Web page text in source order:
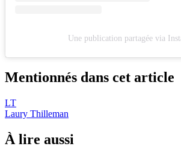
Une publication partagée via
Mentionnés dans cet article
LT
Laury Thilleman
À lire aussi